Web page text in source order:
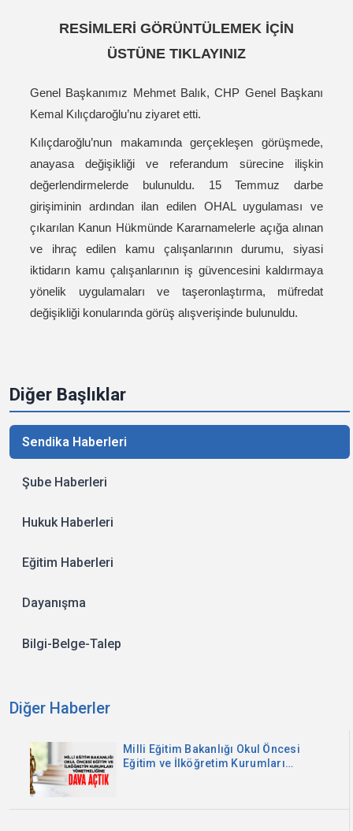
Diğer Başlıklar
Sendika Haberleri
Şube Haberleri
Hukuk Haberleri
Eğitim Haberleri
Dayanışma
Bilgi-Belge-Talep
Diğer Haberler
Milli Eğitim Bakanlığı Okul Öncesi
Eğitim ve İlköğretim Kurumları
RESİMLERİ GÖRÜNTÜLEMEK İÇİN
ÜSTÜNE TIKLAYINIZ
Genel Başkanımız Mehmet Balık, CHP Genel Başkanı
Kemal Kılıçdaroğlu’nu ziyaret etti.
Kılıçdaroğlu’nun makamında gerçekleşen görüşmede,
anayasa değişikliği ve referandum sürecine ilişkin
değerlendirmelerde bulunuldu. 15 Temmuz darbe
girişiminin ardından ilan edilen OHAL uygulaması ve
çıkarılan Kanun Hükmünde Kararnamelerle açığa alınan
ve ihraç edilen kamu çalışanlarının durumu, siyasi
iktidarın kamu çalışanlarının iş güvencesini kaldırmaya
yönelik uygulamaları ve taşeronlaştırma, müfredat
değişikliği konularında görüş alışverişinde bulunuldu.